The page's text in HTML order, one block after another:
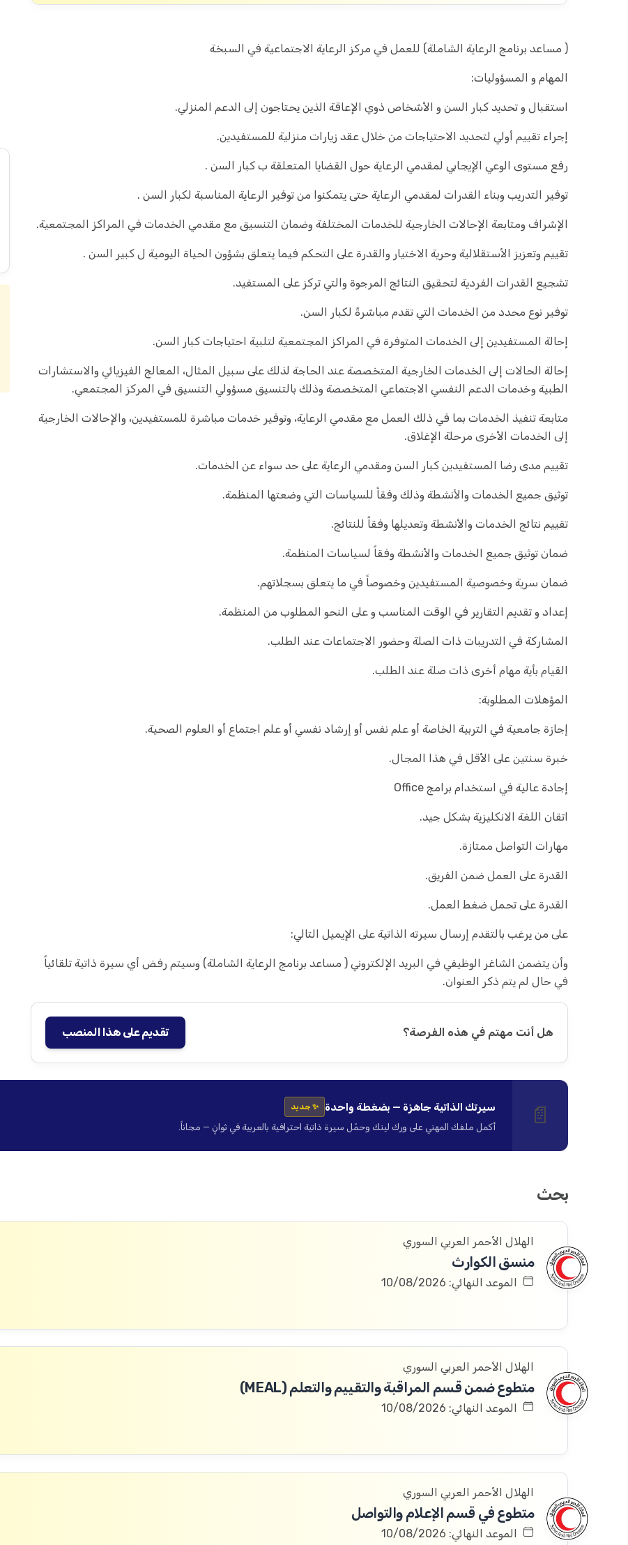
( مساعد برنامج الرعاية الشاملة) للعمل في مركز الرعاية الاجتماعية في السبخة
المهام و المسؤوليات:
استقبال و تحديد كبار السن و الأشخاص ذوي الإعاقة الذين يحتاجون إلى الدعم المنزلي.
إجراء تقييم أولي لتحديد الاحتياجات من خلال عقد زيارات منزلية للمستفيدين.
رفع مستوى الوعي الإيجابي لمقدمي الرعاية حول القضايا المتعلقة ب كبار السن .
توفير التدريب وبناء القدرات لمقدمي الرعاية حتى يتمكنوا من توفير الرعاية المناسبة لكبار السن .
الإشراف ومتابعة الإحالات الخارجية للخدمات المختلفة وضمان التنسيق مع مقدمي الخدمات في المراكز المجتمعية.
تقييم وتعزيز الأستقلالية وحرية الاختيار والقدرة على التحكم فيما يتعلق بشؤون الحياة اليومية ل كبير السن .
تشجيع القدرات الفردية لتحقيق النتائج المرجوة والتي تركز على المستفيد.
توفير نوع محدد من الخدمات التي تقدم مباشرةً لكبار السن.
إحالة المستفيدين إلى الخدمات المتوفرة في المراكز المجتمعية لتلبية احتياجات كبار السن.
إحالة الحالات إلى الخدمات الخارجية المتخصصة عند الحاجة لذلك على سبيل المثال، المعالج الفيزيائي والاستشارات
الطبية وخدمات الدعم النفسي الاجتماعي المتخصصة وذلك بالتنسيق مسؤولي التنسيق في المركز المجتمعي.
متابعة تنفيذ الخدمات بما في ذلك العمل مع مقدمي الرعاية، وتوفير خدمات مباشرة للمستفيدين، والإحالات الخارجية
إلى الخدمات الأخرى مرحلة الإغلاق.
تقييم مدى رضا المستفيدين كبار السن ومقدمي الرعاية على حد سواء عن الخدمات.
توثيق جميع الخدمات والأنشطة وذلك وفقاً للسياسات التي وضعتها المنظمة.
تقييم نتائج الخدمات والأنشطة وتعديلها وفقاً للنتائج.
ضمان توثيق جميع الخدمات والأنشطة وفقاً لسياسات المنظمة.
ضمان سرية وخصوصية المستفيدين وخصوصاً في ما يتعلق بسجلاتهم.
إعداد و تقديم التقارير في الوقت المناسب و على النحو المطلوب من المنظمة.
المشاركة في التدريبات ذات الصلة وحضور الاجتماعات عند الطلب.
القيام بأية مهام أخرى ذات صلة عند الطلب.
المؤهلات المطلوبة:
إجازة جامعية في التربية الخاصة أو علم نفس أو إرشاد نفسي أو علم اجتماع أو العلوم الصحية.
خبرة سنتين على الأقل في هذا المجال.
إجادة عالية في استخدام برامج Office
اتقان اللغة الانكليزية بشكل جيد.
مهارات التواصل ممتازة.
القدرة على العمل ضمن الفريق.
القدرة على تحمل ضغط العمل.
على من يرغب بالتقدم إرسال سيرته الذاتية على الإيميل التالي:
وأن يتضمن الشاغر الوظيفي في البريد الإلكتروني ( مساعد برنامج الرعاية الشاملة) وسيتم رفض أي سيرة ذاتية تلقائياً
في حال لم يتم ذكر العنوان.
هل أنت مهتم في هذه الفرصة؟ تقديم على هذا المنصب
📄 سيرتك الذاتية جاهزة — بضغطة واحدة ✨ جديد
أكمل ملفك المهني على ورك لينك وحمّل سيرة ذاتية احترافية بالعربية في ثوانٍ — مجاناً.
بحث
الهلال الأحمر العربي السوري
منسق الكوارث
الموعد النهائي: 10/08/2026
الهلال الأحمر العربي السوري
متطوع ضمن قسم المراقبة والتقييم والتعلم (MEAL)
الموعد النهائي: 10/08/2026
الهلال الأحمر العربي السوري
متطوع في قسم الإعلام والتواصل
الموعد النهائي: 10/08/2026